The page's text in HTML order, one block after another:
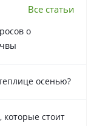
Все статьи
о
осенью?
которые стоит